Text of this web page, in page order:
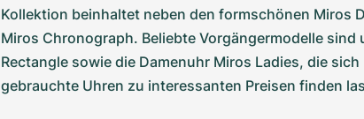
Kollektion beinhaltet neben den formschönen Miros
Miros Chronograph. Beliebte Vorgängermodelle sind
Rectangle sowie die Damenuhr Miros Ladies, die
gebrauchte Uhren zu interessanten Preisen finden